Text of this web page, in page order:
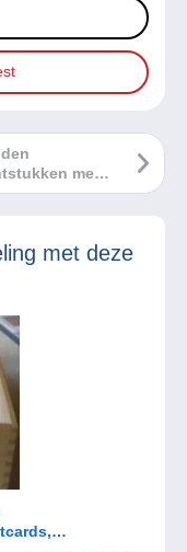
met
van
met deze